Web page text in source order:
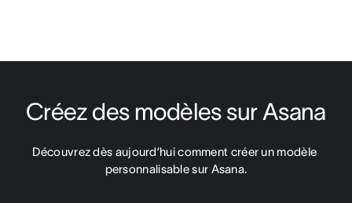
Créez des modèles sur Asana
Découvrez dès aujourd’hui comment créer un modèle
personnalisable sur Asana.